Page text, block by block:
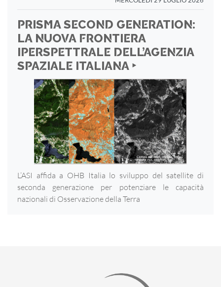
PRISMA SECOND GENERATION:
LA NUOVA FRONTIERA
IPERSPETTRALE DELL’AGENZIA
SPAZIALE ITALIANA ‣
L’ASI affida a OHB Italia lo sviluppo del satellite di
seconda generazione per potenziare le capacità
nazionali di Osservazione della Terra